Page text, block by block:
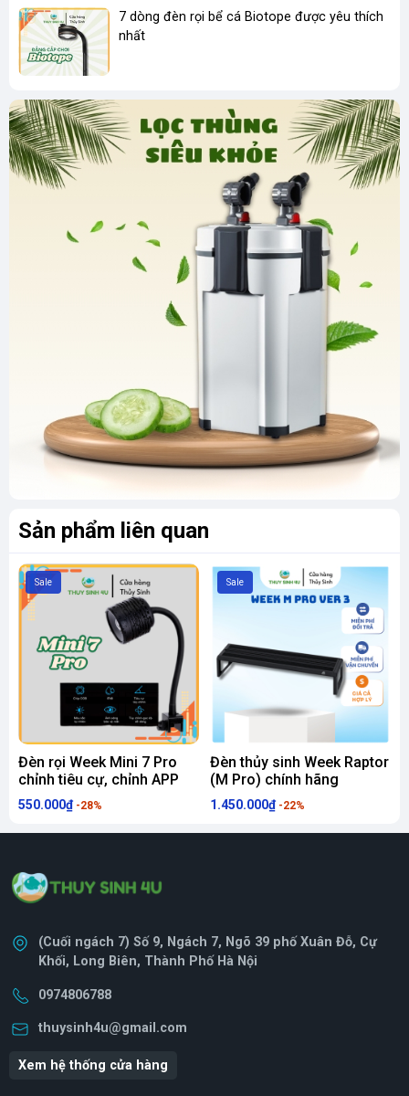
7 dòng đèn rọi bể cá Biotope được yêu thích
nhất
Sản phẩm liên quan
Sale
Đèn rọi Week Mini 7 Pro
chỉnh tiêu cự, chỉnh APP
550.000₫ -28%
Sale
Đèn thủy sinh Week Raptor
(M Pro) chính hãng
1.450.000₫ -22%
(Cuối ngách 7) Số 9, Ngách 7, Ngõ 39 phố Xuân Đỗ, Cự
Khối, Long Biên, Thành Phố Hà Nội
0974806788
thuysinh4u@gmail.com
Xem hệ thống cửa hàng